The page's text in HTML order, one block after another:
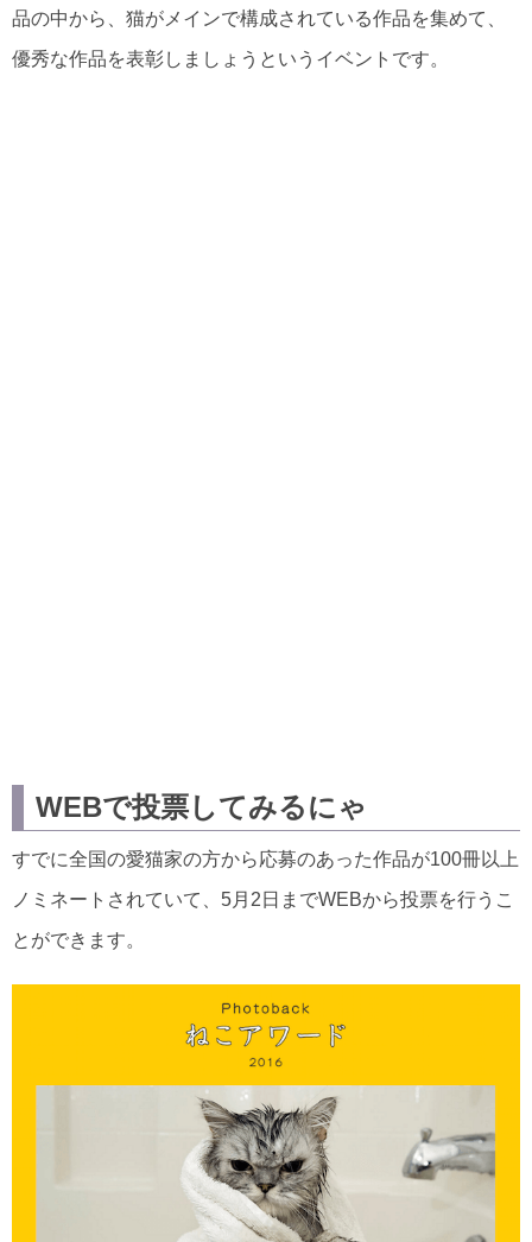
品の中から、猫がメインで構成されている作品を集めて、
優秀な作品を表彰しましょうというイベントです。
WEBで投票してみるにゃ
すでに全国の愛猫家の方から応募のあった作品が100冊以上
ノミネートされていて、5月2日までWEBから投票を行うこ
とができます。